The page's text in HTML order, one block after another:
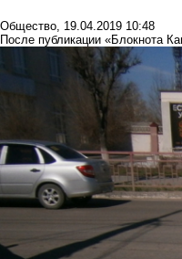
Общество, 19.04.2019 10:48
После публикации «Блокнота